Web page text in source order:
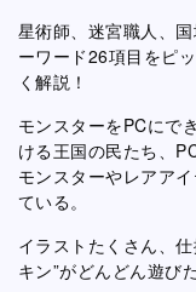
星術師、迷宮職人、
ーワード26項目をピ
く解説！
モンスターをPCにで
ける王国の民たち、
モンスターやレアア
ている。
イラストたくさん、
キン”がどんどん遊び